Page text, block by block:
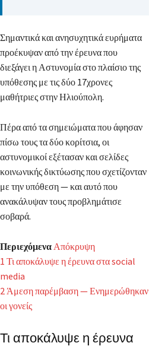
Σημαντικά και ανησυχητικά ευρήματα
προέκυψαν από την έρευνα που
διεξάγει η Αστυνομία στο πλαίσιο της
υπόθεσης με τις δύο 17χρονες
μαθήτριες στην Ηλιούπολη.
Πέρα από τα σημειώματα που άφησαν
πίσω τους τα δύο κορίτσια, οι
αστυνομικοί εξέτασαν και σελίδες
κοινωνικής δικτύωσης που σχετίζονταν
με την υπόθεση — και αυτό που
ανακάλυψαν τους προβλημάτισε
σοβαρά.
Περιεχόμενα Απόκρυψη
1 Τι αποκάλυψε η έρευνα στα social
media
2 Άμεση παρέμβαση — Ενημερώθηκαν
οι γονείς
Τι αποκάλυψε η έρευνα